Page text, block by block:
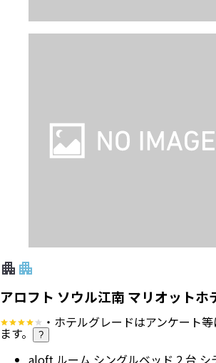
アロフト ソウル江南 マリオットホ
・ホテルグレードはアンケート
ます。 ?
aloft ルーム シングルベッド 2 台 シ